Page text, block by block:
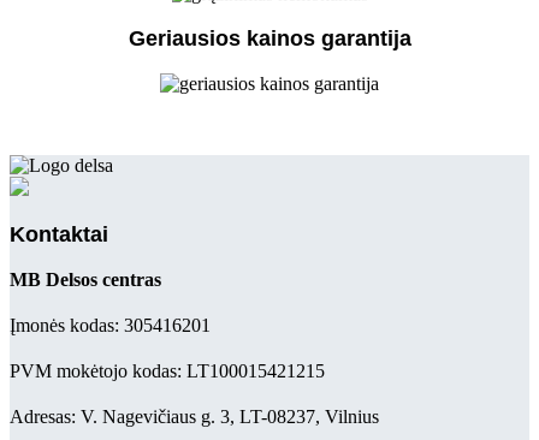
Geriausios kainos garantija
Kontaktai
MB Delsos centras
Įmonės kodas: 305416201
PVM mokėtojo kodas: LT100015421215
Adresas: V. Nagevičiaus g. 3, LT-08237, Vilnius